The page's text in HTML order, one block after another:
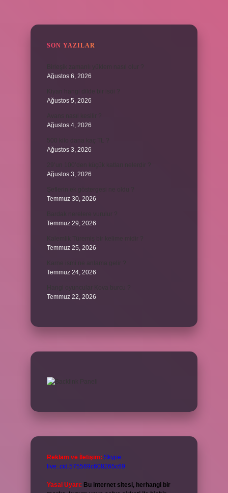
SON YAZILAR
Ağustos 6, 2026
Ağustos 5, 2026
Ağustos 4, 2026
Ağustos 3, 2026
Ağustos 3, 2026
Temmuz 30, 2026
Temmuz 29, 2026
Temmuz 25, 2026
Temmuz 24, 2026
Temmuz 22, 2026
Reklam ve İletişim: Skype:
live:.cid.575569c608265c69
Yasal Uyarı: Bu internet sitesi, herhangi bir